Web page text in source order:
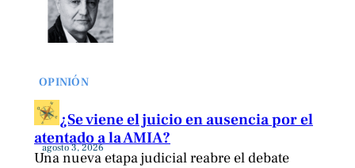
OPINIÓN
¿Se viene el juicio en ausencia por el
atentado a la AMIA?
agosto 3, 2026
Una nueva etapa judicial reabre el debate